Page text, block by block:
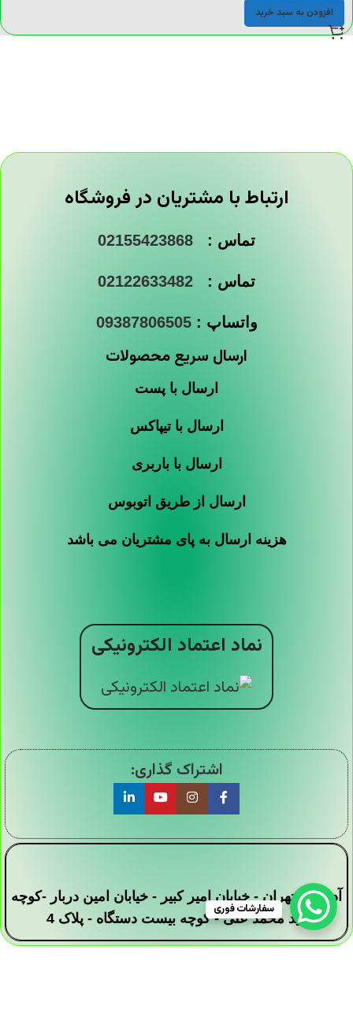
افزودن به سبد خرید
ارتباط با مشتریان در فروشگاه
تماس : 02155423868
تماس : 02122633482
واتساپ :09387806505
ارسال سریع محصولات
ارسال با پست
ارسال با تیپاکس
ارسال با باربری
ارسال از طریق اتوبوس
هزینه ارسال به پای مشتریان می باشد
نماد اعتماد الکترونیکی
اشتراک گذاری:
آدرس : تهران - خیابان امیر کبیر - خیابان امین دربار -کوچه
سید محمد علی - کوچه بیست دستگاه - پلاک 4
سفارشات فوری